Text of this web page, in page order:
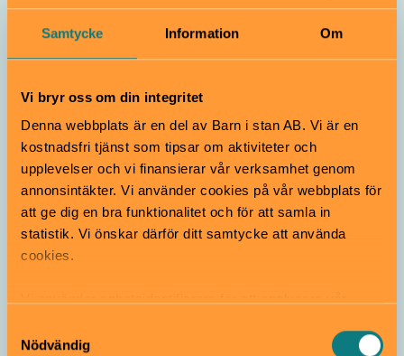
Samtycke Information Om
Vi bryr oss om din integritet
Denna webbplats är en del av Barn i stan AB. Vi är en
kostnadsfri tjänst som tipsar om aktiviteter och
upplevelser och vi finansierar vår verksamhet genom
annonsintäkter. Vi använder cookies på vår webbplats för
att ge dig en bra funktionalitet och för att samla in
statistik. Vi önskar därför ditt samtycke att använda
cookies.
samt tillhandahålla funktioner för sociala medier. Vi
Nödvändig
Samarbete
Prata pengar på ett kul sätt på
Ekonomiska museet